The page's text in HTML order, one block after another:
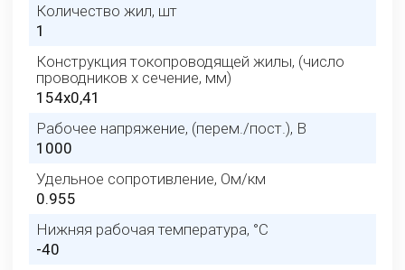
Количество жил, шт
1
Конструкция токопроводящей жилы, (число
проводников х сечение, мм)
154x0,41
Рабочее напряжение, (перем./пост.), В
1000
Удельное сопротивление, Ом/км
0.955
Нижняя рабочая температура, °C
-40